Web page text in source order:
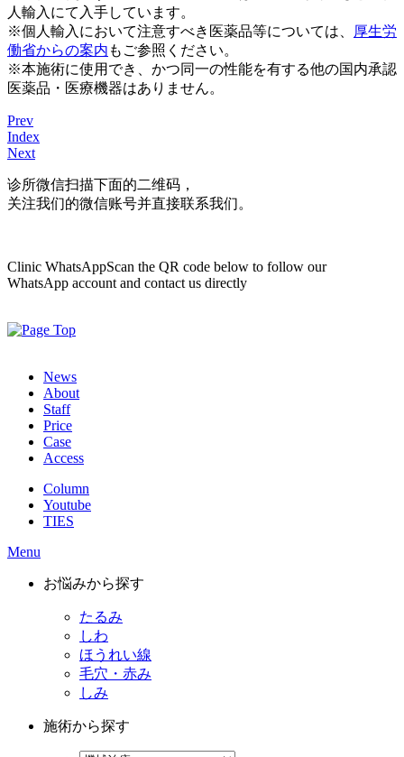
人輸入にて入手しています。
※個人輸入において注意すべき医薬品等については、
厚生労
働省からの案内 もご参照ください。
※本施術に使用でき、かつ同一の性能を有する他の国内承認
医薬品・医療機器はありません。
Prev
Index
Next
诊所微信扫描下面的二维码，
关注我们的微信账号并直接联系我们。
Clinic WhatsAppScan the QR code below to follow our
WhatsApp account and contact us directly
News
About
Staff
Price
Case
Access
Column
Youtube
TIES
Menu
お悩みから探す
たるみ
しわ
ほうれい線
毛穴・赤み
しみ
施術から探す